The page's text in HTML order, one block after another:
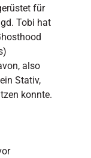
für
Tobi hat
also
Stativ,
konnte.